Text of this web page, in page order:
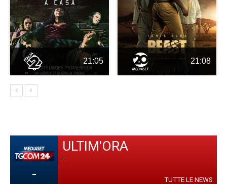
21:05 21:08
-
ULTIM'ORA
-
TUTTE LE NEWS